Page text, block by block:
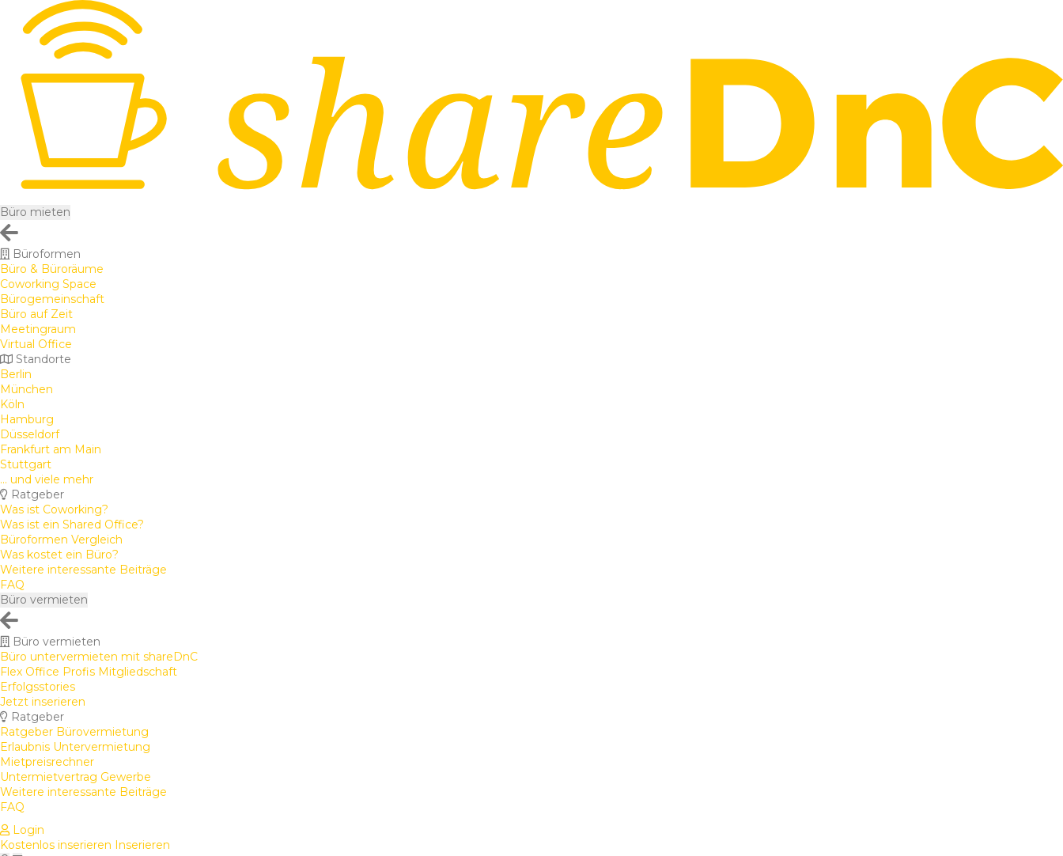
Büro mieten
Büroformen
Büro & Büroräume
Coworking Space
Bürogemeinschaft
Büro auf Zeit
Meetingraum
Virtual Office
Standorte
Berlin
München
Köln
Hamburg
Düsseldorf
Frankfurt am Main
Stuttgart
... und viele mehr
Ratgeber
Was ist Coworking?
Was ist ein Shared Office?
Büroformen Vergleich
Was kostet ein Büro?
Weitere interessante Beiträge
FAQ
Büro vermieten
Büro vermieten
Büro untervermieten mit shareDnC
Flex Office Profis Mitgliedschaft
Erfolgsstories
Jetzt inserieren
Ratgeber
Ratgeber Bürovermietung
Erlaubnis Untervermietung
Mietpreisrechner
Untermietvertrag Gewerbe
Weitere interessante Beiträge
FAQ
Login
Kostenlos inserieren Inserieren